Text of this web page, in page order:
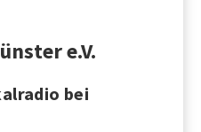
e.V.
bei